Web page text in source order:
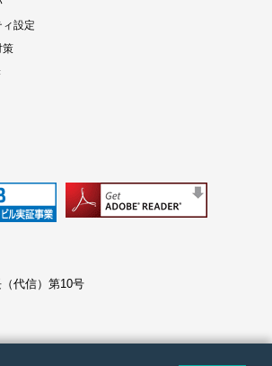
設定
策
代信）第10号